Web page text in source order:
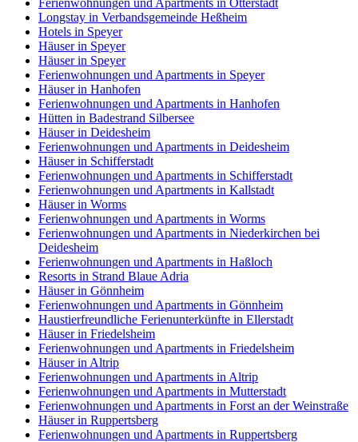
Longstay in Verbandsgemeinde Heßheim
Hotels in Speyer
Häuser in Speyer
Häuser in Speyer
Ferienwohnungen und Apartments in Speyer
Häuser in Hanhofen
Ferienwohnungen und Apartments in Hanhofen
Hütten in Badestrand Silbersee
Häuser in Deidesheim
Ferienwohnungen und Apartments in Deidesheim
Häuser in Schifferstadt
Ferienwohnungen und Apartments in Schifferstadt
Ferienwohnungen und Apartments in Kallstadt
Häuser in Worms
Ferienwohnungen und Apartments in Worms
Ferienwohnungen und Apartments in Niederkirchen bei
Deidesheim
Ferienwohnungen und Apartments in Haßloch
Resorts in Strand Blaue Adria
Häuser in Gönnheim
Ferienwohnungen und Apartments in Gönnheim
Haustierfreundliche Ferienunterkünfte in Ellerstadt
Häuser in Friedelsheim
Ferienwohnungen und Apartments in Friedelsheim
Häuser in Altrip
Ferienwohnungen und Apartments in Altrip
Ferienwohnungen und Apartments in Mutterstadt
Ferienwohnungen und Apartments in Forst an der Weinstraße
Häuser in Ruppertsberg
Ferienwohnungen und Apartments in Ruppertsberg